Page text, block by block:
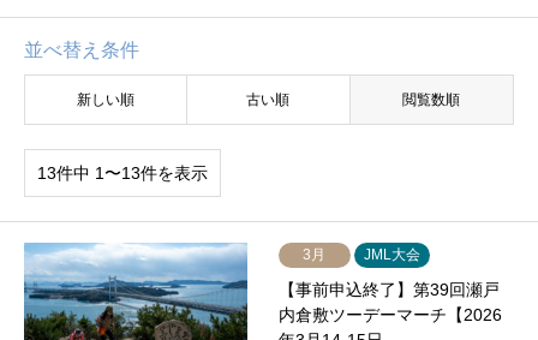
並べ替え条件
新しい順 古い順 閲覧数順
13件中 1〜13件を表示
3月 JML大会
【事前申込終了】第39回瀬戸
内倉敷ツーデーマーチ【2026